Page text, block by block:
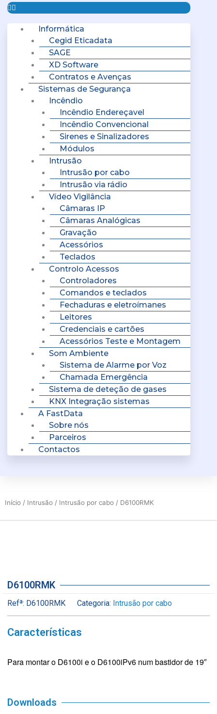
Informática
Cegid Eticadata
SAGE
XD Software
Contratos e Avenças
Sistemas de Segurança
Incêndio
Incêndio Endereçavel
Incêndio Convencional
Sirenes e Sinalizadores
Módulos
Intrusão
Intrusão por cabo
Intrusão via rádio
Vídeo Vigilância
Câmaras IP
Câmaras Analógicas
Gravação
Acessórios
Teclados
Controlo Acessos
Controladores
Comandos e teclados
Fechaduras e eletroímanes
Leitores
Credenciais e cartões
Acessórios Teste e Montagem
Som Ambiente
Sistema de Alarme por Voz
Chamada Emergência
Sistema de deteção de gases
KNX Integração sistemas
A FastData
Sobre nós
Parceiros
Contactos
Início / Intrusão / Intrusão por cabo / D6100RMK
D6100RMK
Refª: D6100RMK Categoria: Intrusão por cabo
Características
Para montar o D6100i e o D6100iPv6 num bastidor de 19″
Downloads